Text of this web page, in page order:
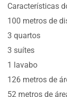
Características
100 metros de
3 quartos
3 suítes
1 lavabo
126 metros de
52 metros de